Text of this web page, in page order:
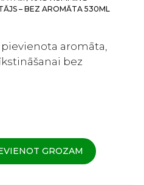
– BEZ AROMĀTA 530ML
aromāta,
bez
GROZAM